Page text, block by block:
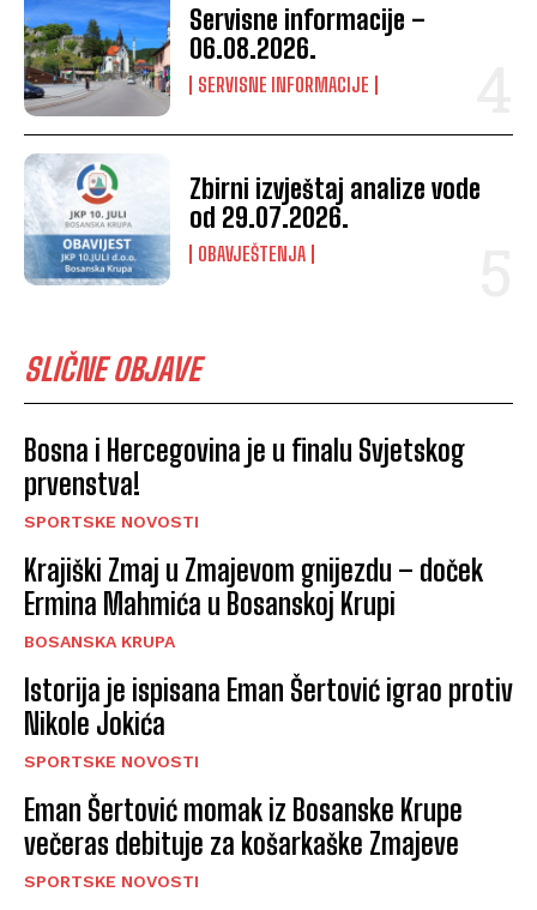
Servisne informacije –
06.08.2026.
SERVISNE INFORMACIJE
Zbirni izvještaj analize vode
od 29.07.2026.
OBAVJEŠTENJA
SLIČNE OBJAVE
Bosna i Hercegovina je u finalu Svjetskog
prvenstva!
SPORTSKE NOVOSTI
Krajiški Zmaj u Zmajevom gnijezdu – doček
Ermina Mahmića u Bosanskoj Krupi
BOSANSKA KRUPA
Istorija je ispisana Eman Šertović igrao protiv
Nikole Jokića
SPORTSKE NOVOSTI
Eman Šertović momak iz Bosanske Krupe
večeras debituje za košarkaške Zmajeve
SPORTSKE NOVOSTI